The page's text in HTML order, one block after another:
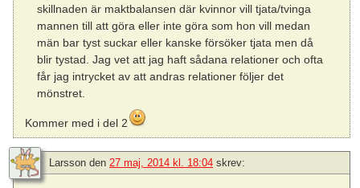
skillnaden är maktbalansen där kvinnor vill tjata/tvinga
mannen till att göra eller inte göra som hon vill medan
män bar tyst suckar eller kanske försöker tjata men då
blir tystad. Jag vet att jag haft sådana relationer och ofta
får jag intrycket av att andras relationer följer det
mönstret.
Kommer med i del 2
Larsson den 27 maj, 2014 kl. 18:04 skrev: